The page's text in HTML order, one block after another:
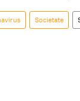
Societate